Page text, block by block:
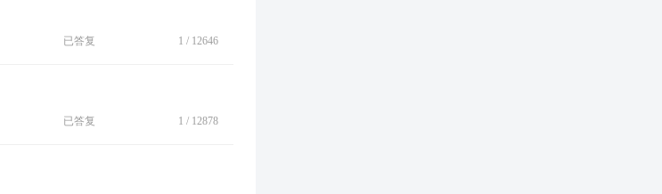
已答复 1 / 12646
已答复 1 / 12878